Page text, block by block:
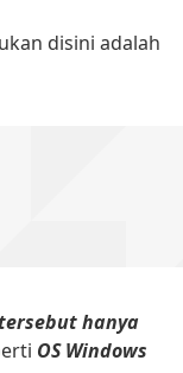
disini adalah
hanya
OS Windows